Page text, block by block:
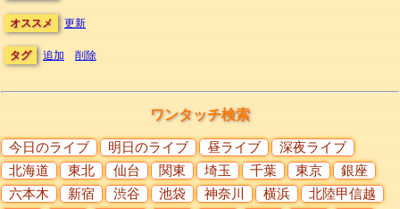
オススメ 更新
タグ 追加 削除
ワンタッチ検索
今日のライブ 明日のライブ 昼ライブ
深夜ライブ
北海道
東北 仙台 関東 埼玉 千葉 東京
銀座
六本木
新宿 渋谷 池袋 神奈川 横浜
北陸甲信越